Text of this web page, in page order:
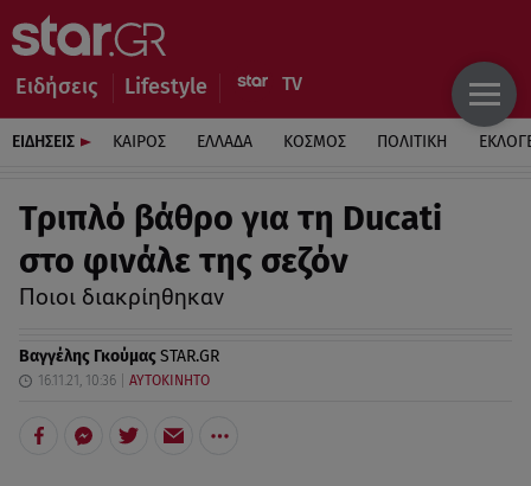
Ειδήσεις Lifestyle
ΕΙΔΗΣΕΙΣ ΚΑΙΡΟΣ ΕΛΛΑΔΑ ΚΟΣΜΟΣ ΠΟΛΙΤΙΚΗ
Τριπλό βάθρο για τη Ducati
στο φινάλε της σεζόν
Ποιοι διακρίηθηκαν
Βαγγέλης ΓκούμαςSTAR.GR
16.11.21, 10:36 ΑΥΤΟΚΙΝΗΤΟ